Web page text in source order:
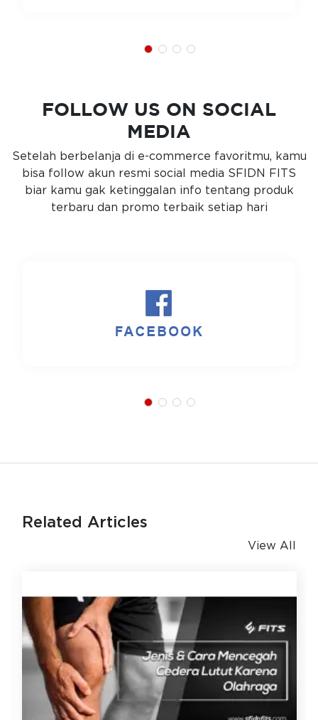
FOLLOW US ON SOCIAL
MEDIA
Setelah berbelanja di e-commerce favoritmu, kamu
bisa follow akun resmi social media SFIDN FITS
biar kamu gak ketinggalan info tentang produk
terbaru dan promo terbaik setiap hari
Related Articles
View All